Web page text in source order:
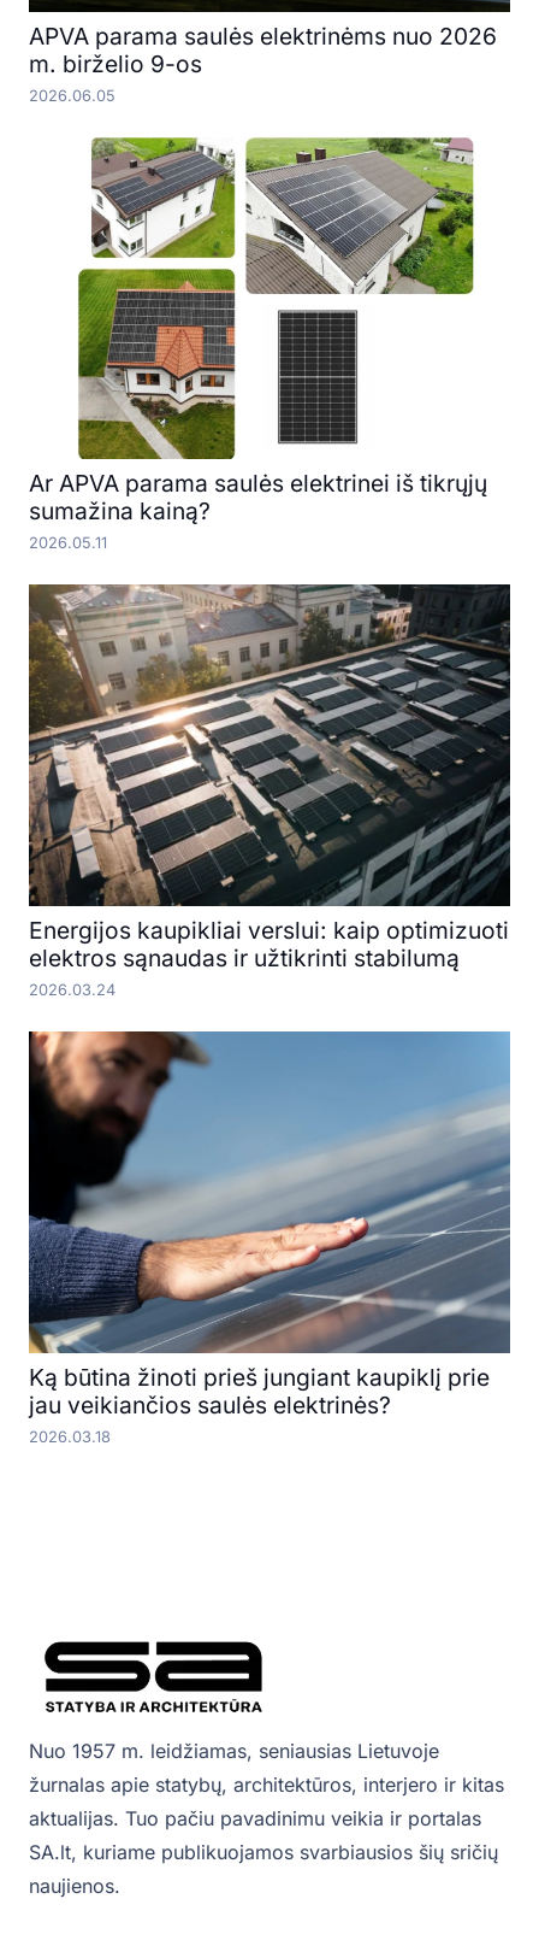
APVA parama saulės elektrinėms nuo 2026
m. birželio 9-os
2026.06.05
Ar APVA parama saulės elektrinei iš tikrųjų
sumažina kainą?
2026.05.11
Energijos kaupikliai verslui: kaip optimizuoti
elektros sąnaudas ir užtikrinti stabilumą
2026.03.24
Ką būtina žinoti prieš jungiant kaupiklį prie
jau veikiančios saulės elektrinės?
2026.03.18
Nuo 1957 m. leidžiamas, seniausias Lietuvoje
žurnalas apie statybų, architektūros, interjero ir kitas
aktualijas. Tuo pačiu pavadinimu veikia ir portalas
SA.lt, kuriame publikuojamos svarbiausios šių sričių
naujienos.